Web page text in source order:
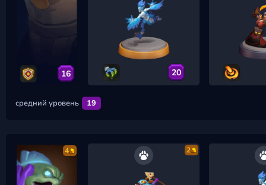
16 20
средний уровень 19
4 2